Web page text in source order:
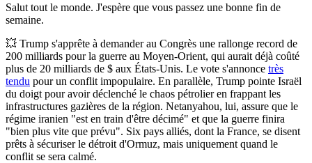
Salut tout le monde. J'espère que vous passez une bonne fin de
semaine.
💥 Trump s'apprête à demander au Congrès une rallonge record de
200 milliards pour la guerre au Moyen-Orient, qui aurait déjà coûté
plus de 20 milliards de $ aux États-Unis. Le vote s'annonce très
tendu pour un conflit impopulaire. En parallèle, Trump pointe Israël
du doigt pour avoir déclenché le chaos pétrolier en frappant les
infrastructures gazières de la région. Netanyahou, lui, assure que le
régime iranien "est en train d'être décimé" et que la guerre finira
"bien plus vite que prévu". Six pays alliés, dont la France, se disent
prêts à sécuriser le détroit d'Ormuz, mais uniquement quand le
conflit se sera calmé.